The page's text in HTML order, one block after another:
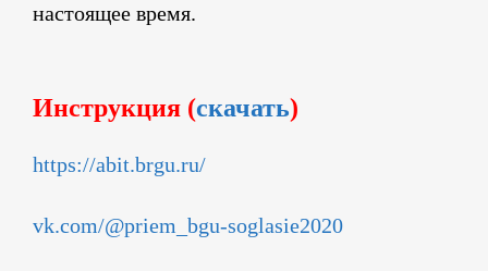
настоящее время.
Инструкция (скачать)
https://abit.brgu.ru/
vk.com/@priem_bgu-soglasie2020